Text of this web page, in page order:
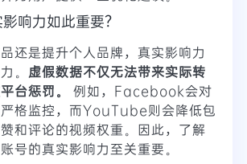
响力如此重要？
还是提升个人品牌，真实影响力
。 虚假数据不仅无法带来实际转
台惩罚。
例如，Facebook会对
格监控，而YouTube则会降低包
和评论的视频权重。因此，了解
号的真实影响力至关重要。